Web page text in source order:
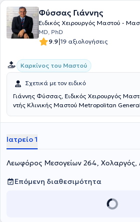
Φύσσας Γιάννης
Ειδικός Χειρουργός Μαστού -
MD, PhD
9.9|19 αξιολογήσεις
Καρκίνος του Μαστού
Σχετικά με τον ειδικό
Γιάννης Φύσσας, Ειδικός Χειρουργός
ντής Κλινικής Μαστού Metropolitan General
Ιατρείο 1
Λεωφόρος Μεσογείων 264, Χολαργός,
Επόμενη διαθεσιμότητα